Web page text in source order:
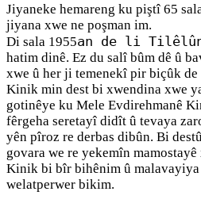
Jiyaneke hemareng ku piştî 65
jiyana xwe ne poşman im.
Di sala 1955an de li
hatim dinê. Ez du salî bûm dê û
xwe û her ji temenekî pir biçûk
Kinik min dest bi xwendina xwe
gotinêye ku Mele Evdirehmanê
fêrgeha seretayî didît û tevaya
yên pîroz re derbas dibûn. Bi
govara we re yekemîn
Kinik bi bîr bihênim û
welatperwer bikim.